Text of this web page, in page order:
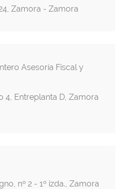
Zamora - Zamora
Asesoría Fiscal y
4, Entreplanta D, Zamora
nº 2 - 1º izda., Zamora